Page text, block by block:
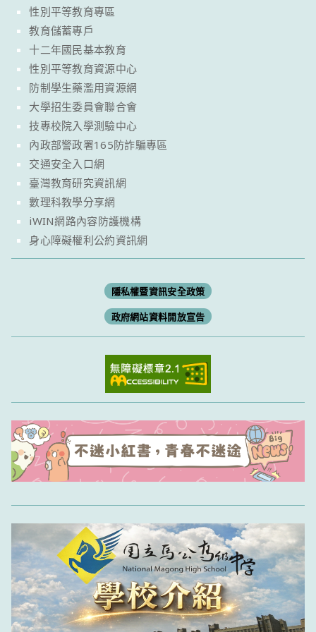
性別平等教育專區
教育儲蓄專戶
十二年國民基本教育
性別平等教育資源中心
防制學生藥濫用資源網
大學招生委員會聯合會
技專校院入學測驗中心
內政部警政署165防詐騙專區
交通安全入口網
臺灣教育研究資訊網
數理科教學分享網
iWIN網路內容防護機構
身心障礙權利公約資訊網
隱私權暨資訊安全政策
政府網站資料開放宣告